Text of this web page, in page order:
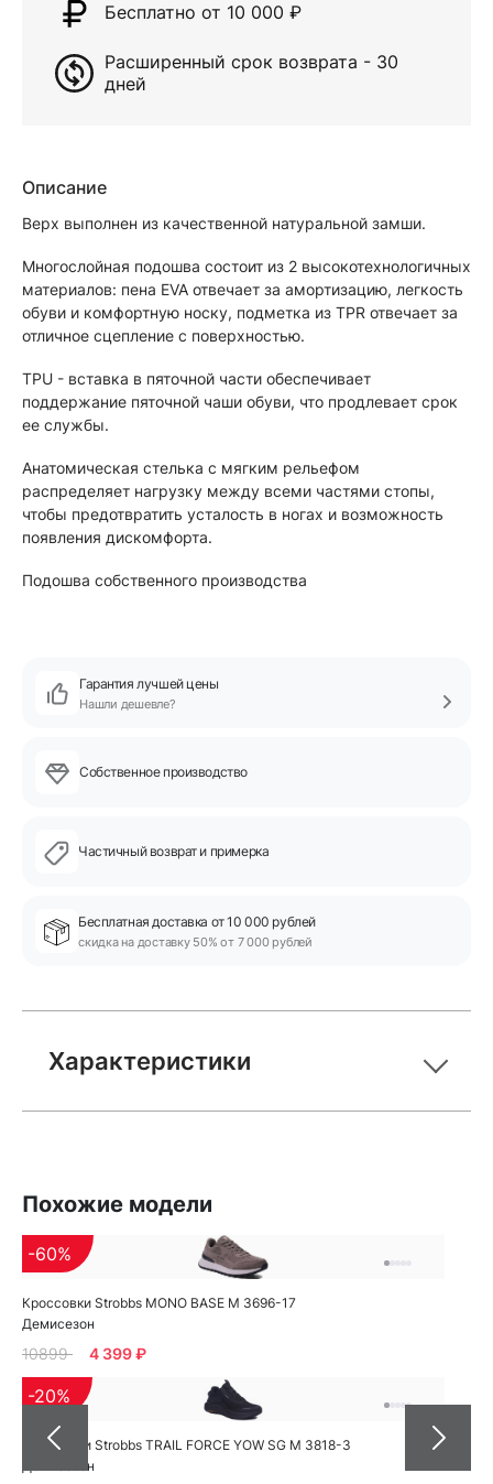
Бесплатно от 10 000 ₽
Расширенный срок возврата - 30
дней
Описание
Верх выполнен из качественной натуральной замши.
Многослойная подошва состоит из 2 высокотехнологичных
материалов: пена EVA отвечает за амортизацию, легкость
обуви и комфортную носку, подметка из TPR отвечает за
отличное сцепление с поверхностью.
TPU - вставка в пяточной части обеспечивает
поддержание пяточной чаши обуви, что продлевает срок
ее службы.
Анатомическая стелька с мягким рельефом
распределяет нагрузку между всеми частями стопы,
чтобы предотвратить усталость в ногах и возможность
появления дискомфорта.
Подошва собственного производства
Гарантия лучшей цены
Нашли дешевле?
Собственное производство
Частичный возврат и примерка
Бесплатная доставка от 10 000 рублей
скидка на доставку 50% от 7 000 рублей
Характеристики
Похожие модели
Кроссовки Strobbs MONO BASE M 3696-17
Демисезон
-60%
10899 4 399 ₽
Кроссовки Strobbs TRAIL FORCE YOW SG M 3818-3
Демисезон
-20%